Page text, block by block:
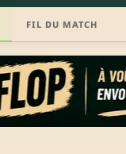
FIL DU MATCH